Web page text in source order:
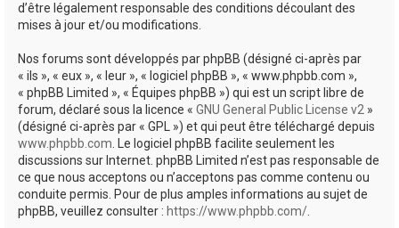
d’être légalement responsable des conditions découlant des
mises à jour et/ou modifications.
Nos forums sont développés par phpBB (désigné ci-après par
« ils », « eux », « leur », « logiciel phpBB », « www.phpbb.com »,
« phpBB Limited », « Équipes phpBB ») qui est un script libre de
forum, déclaré sous la licence « GNU General Public License v2 »
(désigné ci-après par « GPL ») et qui peut être téléchargé depuis
www.phpbb.com. Le logiciel phpBB facilite seulement les
discussions sur Internet. phpBB Limited n’est pas responsable de
ce que nous acceptons ou n’acceptons pas comme contenu ou
conduite permis. Pour de plus amples informations au sujet de
phpBB, veuillez consulter : https://www.phpbb.com/.